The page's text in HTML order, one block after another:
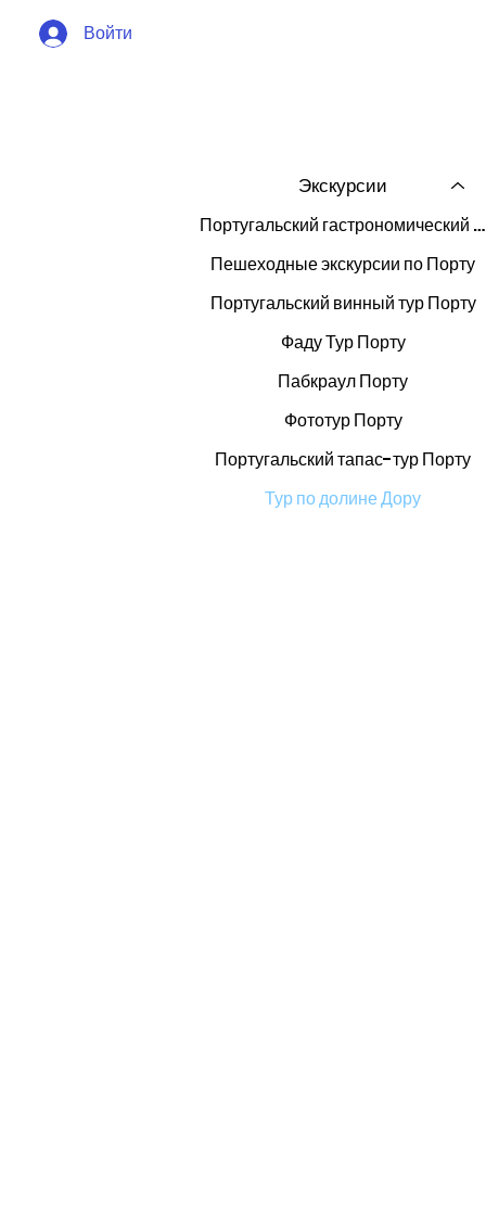
Войти
Экскурсии
Португальский гастрономический тур Порту
Пешеходные экскурсии по Порту
Португальский винный тур Порту
Фаду Тур Порту
Пабкраул Порту
Фототур Порту
Португальский тапас-тур Порту
Тур по долине Дору